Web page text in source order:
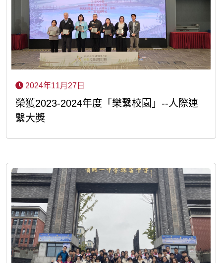
2024年11月27日
榮獲2023-2024年度「樂繫校園」--人際連
繫大獎